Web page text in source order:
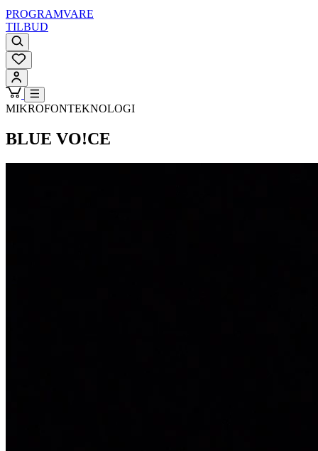
PROGRAMVARE
TILBUD
MIKROFONTEKNOLOGI
BLUE VO!CE